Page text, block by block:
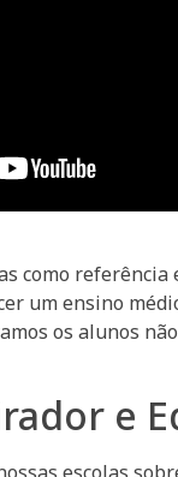
como
um ensino
os alunos
e
escolas